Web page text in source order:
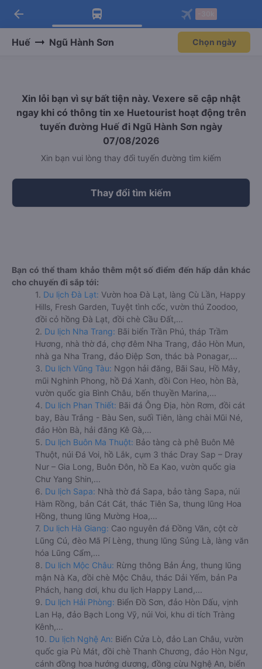
Tải app Vexere ngay!
Nhận ưu đãi thành viên độc
Mở app
Tải app Vexere
-30k/ghế khi đặt vé máy bay qua
Mở app
arrow_back
Huế Ngũ Hành Sơn Chọn ngày
Xin lỗi bạn vì sự bất tiện này. Vexere sẽ cập nhật
ngay khi có thông tin xe Huetourist hoạt động trên
tuyến đường Huế đi Ngũ Hành Sơn ngày
07/08/2026
Xin bạn vui lòng thay đổi tuyến đường tìm kiếm
Thay đổi tìm kiếm
Bạn có thể tham khảo thêm một số điểm đến hấp dẫn khác
cho chuyến đi sắp tới:
1. Du lịch Đà Lạt: Vườn hoa Đà Lạt, làng Cù Lần, Happy
Hills, Fresh Garden, Tuyệt tình cốc, vườn thú Zoodoo,
đồi cỏ hồng Đà Lạt, đồi chè Cầu Đất,...
2. Du lịch Nha Trang: Bãi biển Trần Phú, tháp Trầm
Hương, nhà thờ đá, chợ đêm Nha Trang, đảo Hòn Mun,
nhà ga Nha Trang, đảo Điệp Sơn, thác bà Ponagar,...
3. Du lịch Vũng Tàu: Ngọn hải đăng, Bãi Sau, Hồ Mây,
mũi Nghinh Phong, hồ Đá Xanh, đồi Con Heo, hòn Bà,
vườn quốc gia Bình Châu, bến thuyền Marina,...
4. Du lịch Phan Thiết: Bãi đá Ông Địa, hòn Rơm, đồi cát
bay, Bàu Trắng - Bàu Sen, suối Tiên, làng chài Mũi Né,
đảo Hòn Bà, hải đăng Kê Gà,...
5. Du lịch Buôn Ma Thuột: Bảo tàng cà phê Buôn Mê
Thuột, núi Đá Voi, hồ Lắk, cụm 3 thác Dray Sap – Dray
Nur – Gia Long, Buôn Đôn, hồ Ea Kao, vườn quốc gia
Chư Yang Shin,...
6. Du lịch Sapa: Nhà thờ đá Sapa, bảo tàng Sapa, núi
Hàm Rồng, bản Cát Cát, thác Tiên Sa, thung lũng Hoa
Hồng, thung lũng Mường Hoa,...
7. Du lịch Hà Giang: Cao nguyên đá Đồng Văn, cột cờ
Lũng Cú, đèo Mã Pí Lèng, thung lũng Sủng Là, làng văn
hóa Lũng Cẩm,...
8. Du lịch Mộc Châu: Rừng thông Bản Áng, thung lũng
mận Nà Ka, đồi chè Mộc Châu, thác Dải Yếm, bản Pa
Phách, hang dơi, khu du lịch Happy Land,...
9. Du lịch Hải Phòng: Biển Đồ Sơn, đảo Hòn Dấu, vịnh
Lan Hạ, đảo Bạch Long Vỹ, núi Voi, khu di tích Tràng
Kênh,...
10. Du lịch Nghệ An: Biển Cửa Lò, đảo Lan Châu, vườn
quốc gia Pù Mát, đồi chè Thanh Chương, đảo Hòn Ngư,
cánh đồng hoa hướng dương, đồng cừu Nghệ An, biển